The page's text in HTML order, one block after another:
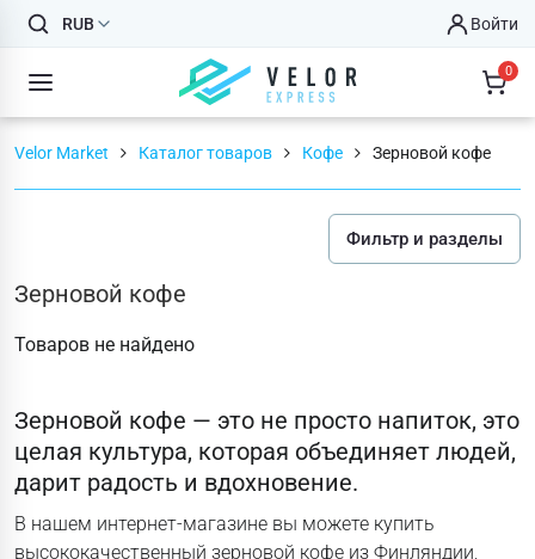
RUB Войти
0
Velor Market Каталог товаров Кофе Зерновой кофе
Фильтр и разделы
Зерновой кофе
Товаров не найдено
Зерновой кофе — это не просто напиток, это
целая культура, которая объединяет людей,
дарит радость и вдохновение.
В нашем интернет-магазине вы можете купить
высококачественный зерновой кофе из Финляндии,